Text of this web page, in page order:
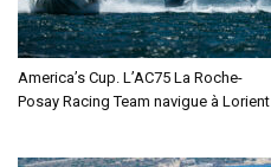
America’s Cup. L’AC75 La Roche-
Posay Racing Team navigue à Lorient